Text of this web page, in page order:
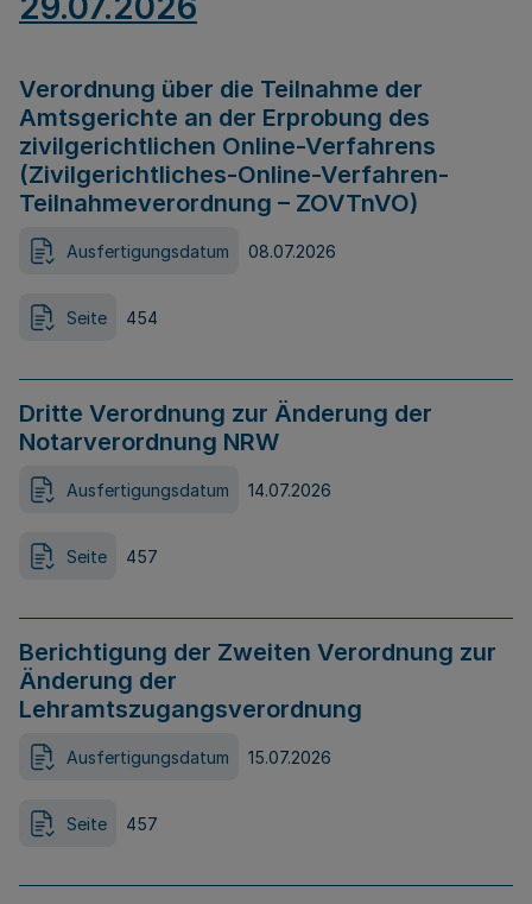
Verordnung über die Teilnahme der
Amtsgerichte an der Erprobung des
zivilgerichtlichen Online-Verfahrens
(Zivilgerichtliches-Online-Verfahren-
Teilnahmeverordnung – ZOVTnVO)
Ausfertigungsdatum 08.07.2026
Seite 454
Dritte Verordnung zur Änderung der
Notarverordnung NRW
Ausfertigungsdatum 14.07.2026
Seite 457
Berichtigung der Zweiten Verordnung zur
Änderung der
Lehramtszugangsverordnung
Ausfertigungsdatum 15.07.2026
Seite 457